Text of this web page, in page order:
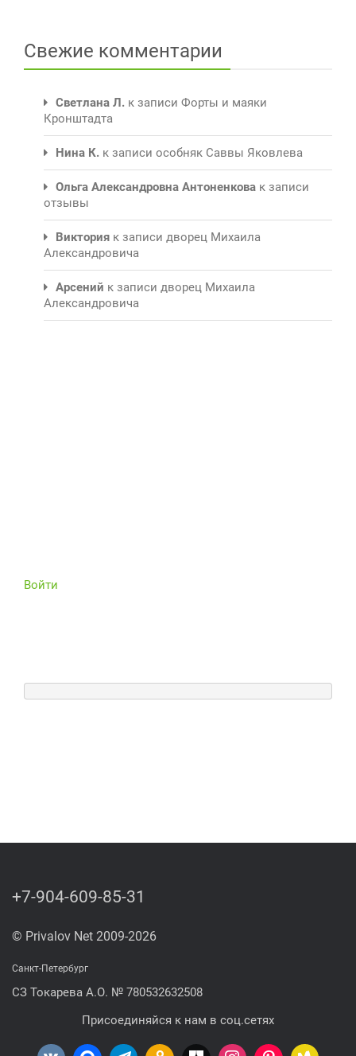
Свежие комментарии
Светлана Л. к записи Форты и маяки
Кронштадта
Нина К. к записи особняк Саввы Яковлева
Ольга Александровна Антоненкова к записи
отзывы
Виктория к записи дворец Михаила
Александровича
Арсений к записи дворец Михаила
Александровича
Войти
+7-904-609-85-31
© Privalov Net 2009-2026
Санкт-Петербург
СЗ Токарева А.О. № 780532632508
Присоединяйся к нам в соц.сетях